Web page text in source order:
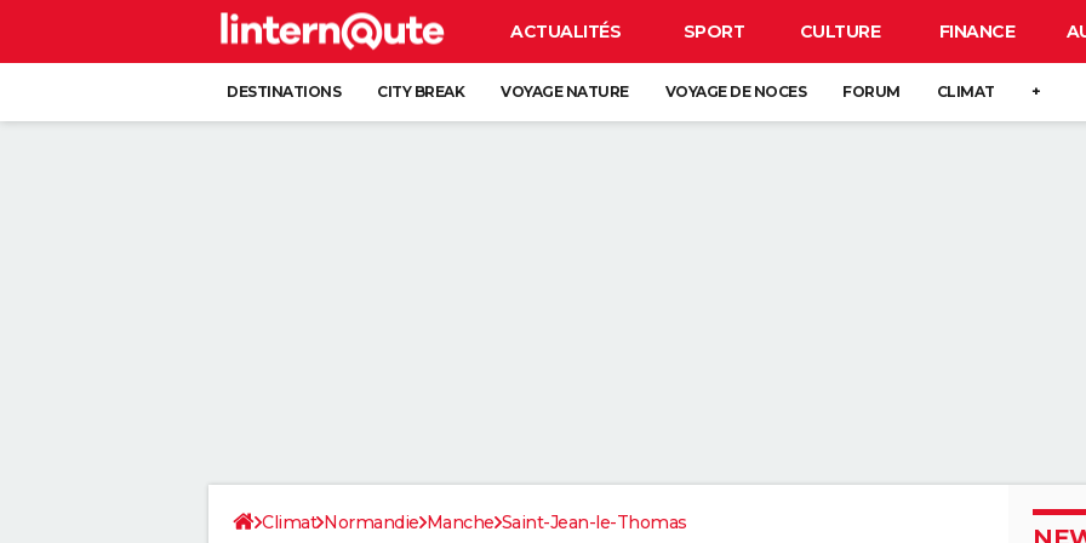
ACTUALITÉS SPORT CULTURE FINANCE
DESTINATIONS CITY BREAK VOYAGE NATURE VOYAGE DE NOCES FORUM CLIMAT +
Climat Normandie Manche Saint-Jean-le-Thomas